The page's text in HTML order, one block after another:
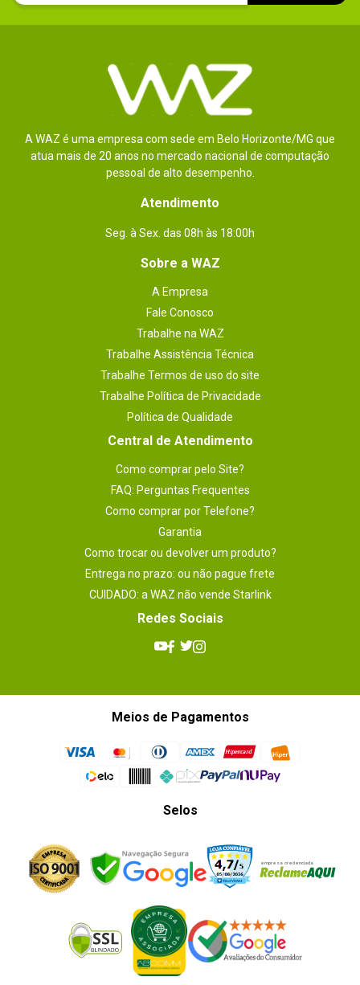
A WAZ é uma empresa com sede em Belo Horizonte/MG que
atua mais de 20 anos no mercado nacional de computação
pessoal de alto desempenho.
Atendimento
Seg. à Sex. das 08h às 18:00h
Sobre a WAZ
A Empresa
Fale Conosco
Trabalhe na WAZ
Trabalhe Assistência Técnica
Trabalhe Termos de uso do site
Trabalhe Política de Privacidade
Política de Qualidade
Central de Atendimento
Como comprar pelo Site?
FAQ: Perguntas Frequentes
Como comprar por Telefone?
Garantia
Como trocar ou devolver um produto?
Entrega no prazo: ou não pague frete
CUIDADO: a WAZ não vende Starlink
Redes Sociais
Meios de Pagamentos
Selos